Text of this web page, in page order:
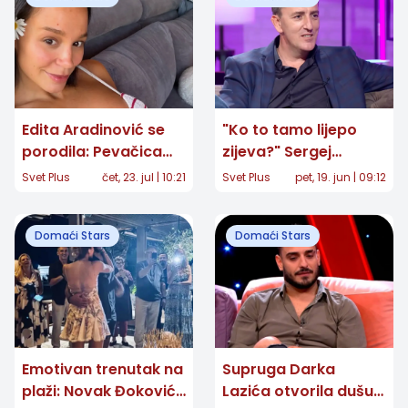
Edita Aradinović se
porodila: Pevačica
objavila prvu
Svet Plus čet, 23. jul | 10:21
"Ko to tamo lijepo
zijeva?" Sergej
Ćetković posle 40
koji je mnoge
raznežio
Svet Plus pet, 19. jun | 09:12
Domaći Stars
Emotivan trenutak na
plaži: Novak Đoković
Domaći Stars
Supruga Darka
Lazića otvorila dušu: